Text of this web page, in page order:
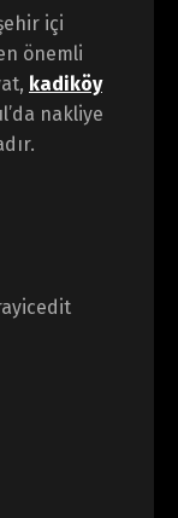
içi
önemli
kadiköy
nakliye